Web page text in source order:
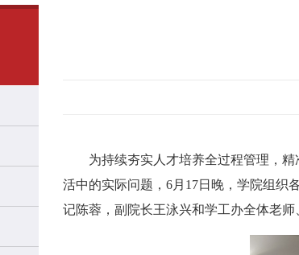
为持续夯实人才培养全过程管理，
活中的实际问题，6月17日晚，学院组织
记陈蓉，副院长王泳兴和学工办全体老师